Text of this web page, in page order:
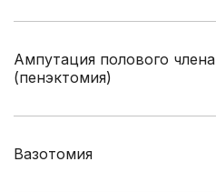
Ампутация полового члена
(пенэктомия)
Вазотомия